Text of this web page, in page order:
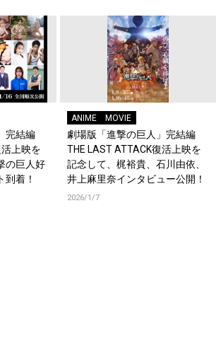
完結編
上映を
の巨人好
到着！
ANIME MOVIE
劇場版「進撃の巨人」完結編
THE LAST ATTACK復活上映を
記念して、梶裕貴、石川由依、
井上麻里奈インタビュー公開！
2026/1/7